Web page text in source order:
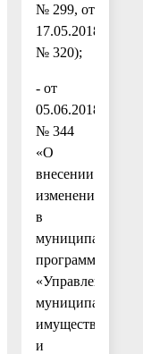
№ 299, от
17.05.2018
№ 320);
- от
05.06.2018
№ 344
«О
внесении
изменений
в
муниципальную
программу
«Управление
муниципальным
имуществом
и